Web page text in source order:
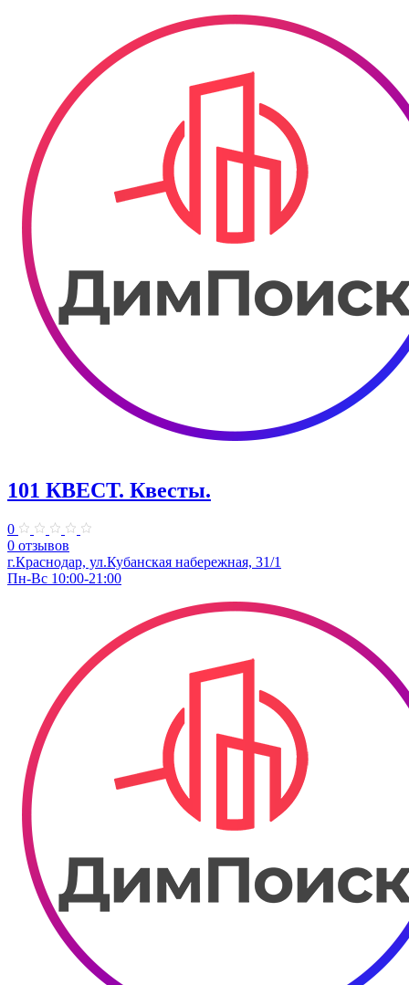
101 КВЕСТ. Квесты.
0
0 отзывов
​г.Краснодар, ул.Кубанская набережная, 31/1
Пн-Вс 10:00-21:00